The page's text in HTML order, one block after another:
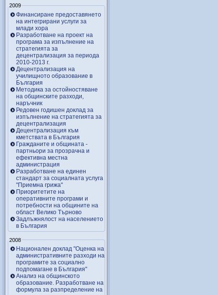
2009
Финансиране предоставянето
на интегрирани услуги за
млади хора
Разработване на проект на
програма за изпълнение на
стратегията за
децентрализация за периода
2010-2013 г.
Децентрализация на
училищното образование в
България
Методика за остойностяване
на общинските разходи,
наръчник
Редовен годишен доклад за
изпълнение на стратегията за
децентрализация
Децентрализация към
кметствата в България
Гражданите и общината -
партньори за прозрачна и
ефективна местна
администрация
Разработване на единен
стандарт за социалната услуга
"Приемна грижа"
Приоритетите на
оперативните програми и
потребности на общините на
област Велико Търново
Задлъжнялост на населението
в България
2008
Национален доклад "Оценка на
административните разходи на
програмите за социално
подпомагане в България"
Анализ на общинското
образование. Разработване на
формула за разпределение на